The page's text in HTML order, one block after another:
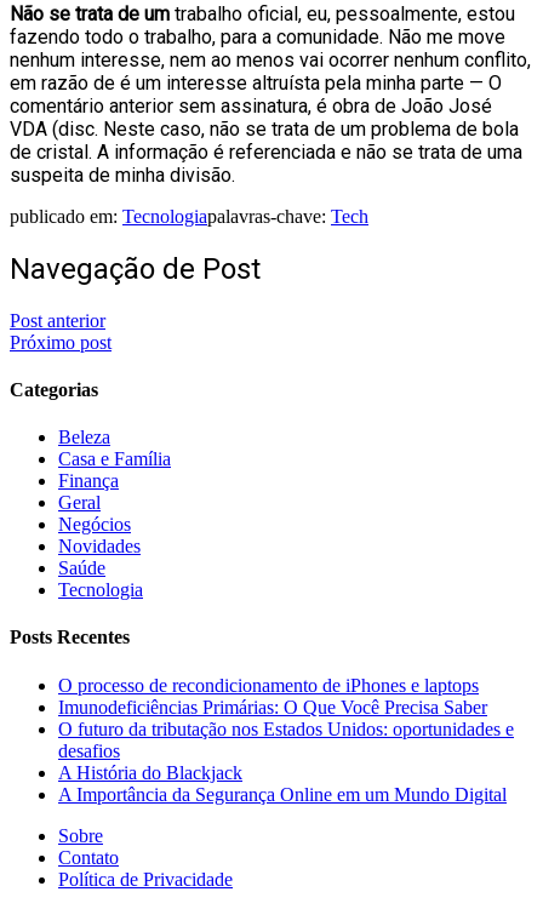
Não se trata de um trabalho oficial, eu, pessoalmente, estou
fazendo todo o trabalho, para a comunidade. Não me move
nenhum interesse, nem ao menos vai ocorrer nenhum conflito,
em razão de é um interesse altruísta pela minha parte — O
comentário anterior sem assinatura, é obra de João José
VDA (disc. Neste caso, não se trata de um problema de bola
de cristal. A informação é referenciada e não se trata de uma
suspeita de minha divisão.
publicado em: Tecnologiapalavras-chave: Tech
Navegação de Post
Post anterior
Próximo post
Categorias
Beleza
Casa e Família
Finança
Geral
Negócios
Novidades
Saúde
Tecnologia
Posts Recentes
O processo de recondicionamento de iPhones e laptops
Imunodeficiências Primárias: O Que Você Precisa Saber
O futuro da tributação nos Estados Unidos: oportunidades e
desafios
A História do Blackjack
A Importância da Segurança Online em um Mundo Digital
Sobre
Contato
Política de Privacidade